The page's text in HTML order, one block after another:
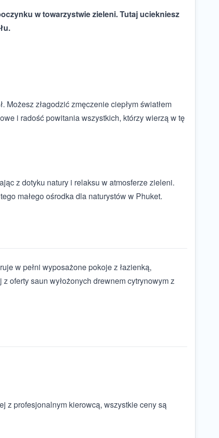
w towarzystwie zieleni. Tutaj uciekniesz
złagodzić zmęczenie ciepłym światłem
i radość powitania wszystkich, którzy wierzą w tę
z dotyku natury i relaksu w atmosferze zieleni.
małego ośrodka dla naturystów w Phuket.
w pełni wyposażone pokoje z łazienką,
oferty saun wyłożonych drewnem cytrynowym z
z profesjonalnym kierowcą, wszystkie ceny są